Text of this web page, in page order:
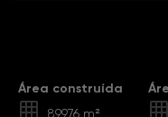
Área construída
89976 m²